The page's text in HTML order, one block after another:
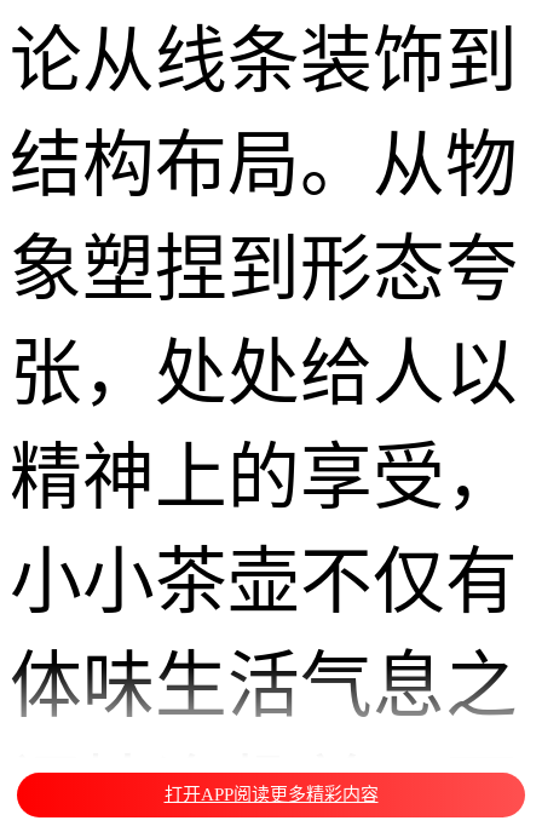
论从线条装饰到
结构布局。从物
象塑捏到形态夸
张，处处给人以
精神上的享受，
小小茶壶不仅有
体味生活气息之
闲情逸趣美，更
打开APP阅读更多精彩内容